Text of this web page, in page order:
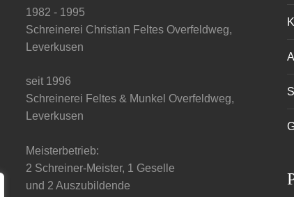
1982 - 1995
Schreinerei Christian Feltes Overfeldweg,
Leverkusen
seit 1996
Schreinerei Feltes & Munkel Overfeldweg,
Leverkusen
Meisterbetrieb:
2 Schreiner-Meister, 1 Geselle
und 2 Auszubildende